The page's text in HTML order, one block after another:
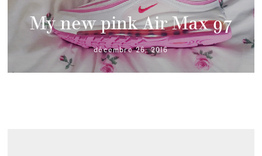
My new pink Air Max 97
décembre 26, 2016